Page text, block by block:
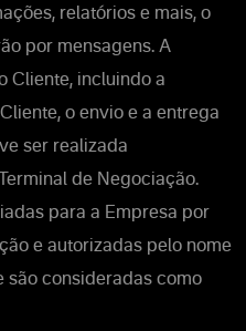
relatórios e mais, o
por mensagens. A
Cliente, incluindo a
o envio e a entrega
ser realizada
de Negociação.
para a Empresa por
e autorizadas pelo nome
são consideradas como